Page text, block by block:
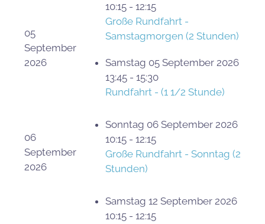
05
September
2026
10:15 - 12:15
Große Rundfahrt -
Samstagmorgen (2 Stunden)
Samstag 05 September 2026
13:45 - 15:30
Rundfahrt - (1 1/2 Stunde)
06
September
2026
Sonntag 06 September 2026
10:15 - 12:15
Große Rundfahrt - Sonntag (2
Stunden)
Samstag 12 September 2026
10:15 - 12:15